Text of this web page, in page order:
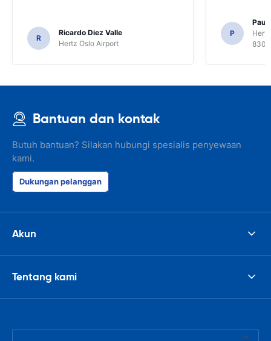
R
Ricardo Diez Valle
Hertz Oslo Airport
P
Paul
8300
Bantuan dan kontak
Butuh bantuan? Silakan hubungi spesialis penyewaan
kami.
Dukungan pelanggan
Akun
Tentang kami